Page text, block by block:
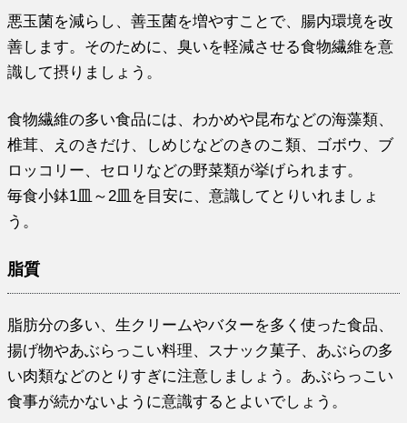
悪玉菌を減らし、善玉菌を増やすことで、腸内環境を改
善します。そのために、臭いを軽減させる食物繊維を意
識して摂りましょう。
食物繊維の多い食品には、わかめや昆布などの海藻類、
椎茸、えのきだけ、しめじなどのきのこ類、ゴボウ、ブ
ロッコリー、セロリなどの野菜類が挙げられます。
毎食小鉢1皿～2皿を目安に、意識してとりいれましょ
う。
脂質
脂肪分の多い、生クリームやバターを多く使った食品、
揚げ物やあぶらっこい料理、スナック菓子、あぶらの多
い肉類などのとりすぎに注意しましょう。あぶらっこい
食事が続かないように意識するとよいでしょう。